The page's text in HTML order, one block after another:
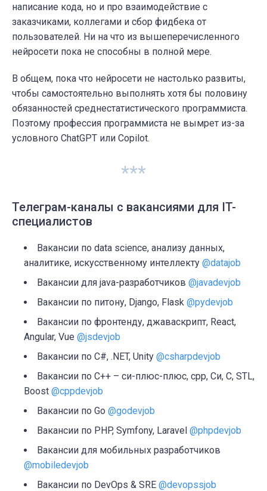
написание кода, но и про взаимодействие с
заказчиками, коллегами и сбор фидбека от
пользователей. Ни на что из вышеперечисленного
нейросети пока не способны в полной мере.
В общем, пока что нейросети не настолько развиты,
чтобы самостоятельно выполнять хотя бы половину
обязанностей среднестатистического программиста.
Поэтому профессия программиста не вымрет из-за
условного ChatGPT или Copilot.
***
Телеграм-каналы с вакансиями для IT-
специалистов
Вакансии по data science, анализу данных,
аналитике, искусственному интеллекту @datajob
Вакансии для java-разработчиков @javadevjob
Вакансии по питону, Django, Flask @pydevjob
Вакансии по фронтенду, джаваскрипт, React,
Angular, Vue @jsdevjob
Вакансии по C#, .NET, Unity @csharpdevjob
Вакансии по C++ – си-плюс-плюс, cpp, Си, C, STL,
Boost @cppdevjob
Вакансии по Go @godevjob
Вакансии по PHP, Symfony, Laravel @phpdevjob
Вакансии для мобильных разработчиков
@mobiledevjob
Вакансии по DevOps & SRE @devopssjob